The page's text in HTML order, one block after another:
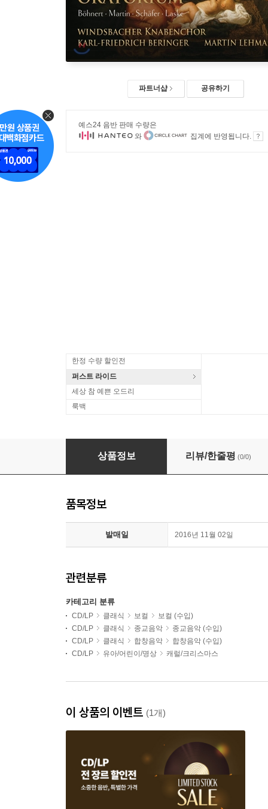
파트너샵 공유하기
예스24 음반 판매 수량은
와
집계에 반영됩니다.
한정 수량 할인전
퍼스트 라이드
세상 참 예쁜 오드리
룩백
Windsbacher Knabenchor 바흐: 크리스마스
상품정보 리뷰/한줄평 (0/0)
품목정보
발매일 2016년 11월 02일
관련분류
카테고리 분류
CD/LP 클래식 보컬
보컬 (수입)
CD/LP
클래식 종교음악
종교음악 (수입)
CD/LP
클래식 합창음악
합창음악 (수입)
CD/LP
유아/어린이/명상 캐럴/크리스마스
이 상품의 이벤트 (1개)